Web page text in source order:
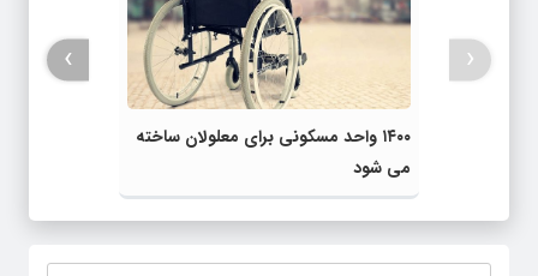
۱۴۰۰ واحد مسکونی برای معلولان ساخته
می شود
‹
›